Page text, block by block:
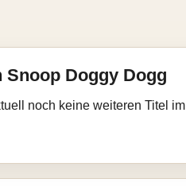
Doggy Dogg
noch keine weiteren Titel im